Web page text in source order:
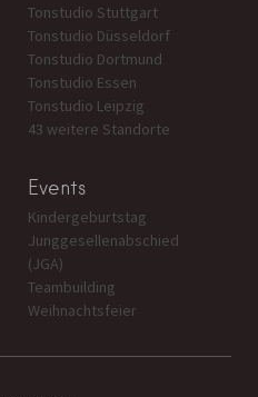
Tonstudio Stuttgart
Tonstudio Düsseldorf
Tonstudio Dortmund
Tonstudio Essen
Tonstudio Leipzig
43 weitere Standorte
Events
Kindergeburtstag
Junggesellenabschied
(JGA)
Teambuilding
Weihnachtsfeier